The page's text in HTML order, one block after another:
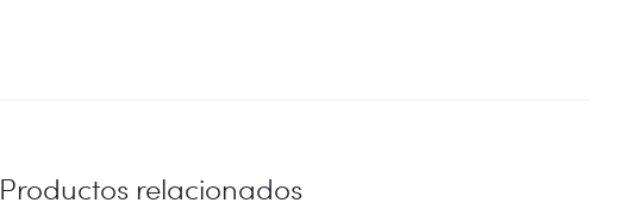
Productos relacionados